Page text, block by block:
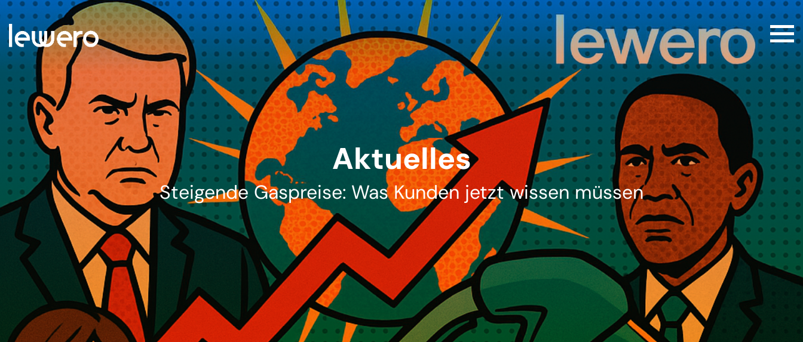
Aktuelles
Steigende Gaspreise: Was Kunden jetzt wissen müssen